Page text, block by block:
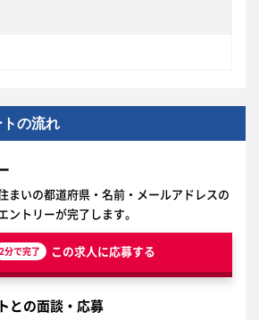
の流れ
まいの都道府県・名前・メールアドレスの
ントリーが完了します。
2分で完了 この求人に応募する
との面談・応募